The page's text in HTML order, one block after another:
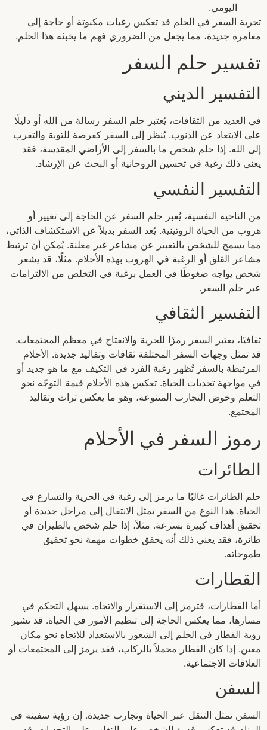
اليومي.
تجربة السفر في الحلم قد تعكس رغبات مكبوتة أو حاجة إلى
مغامرة جديدة، مما يجعل من الضروري فهم ما يخبئه هذا الحلم.
تفسير حلم السفر
التفسير الديني
في العديد من الثقافات، يُعتبر حلم السفر رسالة من الله أو دليلًا
على الابتعاد عن الذنوب. يُنظر إلى السفر كفرصة للتوبة والتقرب
إلى الله. إذا حلم شخص ما بالسفر إلى الأراضي المقدسة، فقد
يعني ذلك رغبة في تحسين الروحانية أو البحث عن الإرشاد.
التفسير النفسي
من الناحية النفسية، يُعبر حلم السفر عن الحاجة إلى تغيير أو
هروب من الحياة الروتينية. يُعد السفر بديلاً عن الاستكشاف الذاتي،
مما يسمح للشخص بالتعبير عن مشاعر غير معلنة. يُمكن أن ترتبط
مشاعر القلق أو الرغبة في الهروب بهذه الأحلام. مثلًا، قد يشعر
شخص يواجه ضغوطًا في العمل برغبة في التخلص من الالتزامات
عبر حلم السفر.
التفسير الثقافي
ثقافيًا، يعتبر السفر رمزًا للحرية والانفتاح في معظم المجتمعات.
قد تمثل وجهات السفر المختلفة ثقافات وتقاليد جديدة. الأحلام
المرتبطة بالسفر تُظهر رغبة الفرد في التكيف مع ما هو جديد أو
في مواجهة تحديات الحياة. تعكس هذه الأحلام قيمة التوجّه نحو
التعلم وخوض التجارب المتنوعة، وهو ما يعكس تراث وتقاليد
المجتمع.
رموز السفر في الأحلام
الطائرات
حلم الطائرات غالبًا ما يرمز إلى رغبة في الحرية والتسارع في
الحياة. هذا النوع من السفر يمثل الانتقال إلى مراحل جديدة أو
تحقيق أهداف كبيرة بسرعة. مثلاً، إذا حلم شخص بالطيران في
طائرة، فقد يعني ذلك أنه يحقق خطوات مهمة نحو تحقيق
طموحاته.
القطارات
أما القطارات، فترمز إلى الاستقرار والاتجاه. يسهل التحكم في
مسارها، مما يعكس الحاجة إلى تنظيم الأمور في الحياة. قد تشير
رؤية القطار في الحلم إلى الشعور بالاستعداد للاتجاه نحو مكان
معين. إذا كان القطار محملاً بالركاب، فقد يرمز إلى المجتمعات أو
العلاقات الاجتماعية.
السفن
السفن تمثل التنقل عبر الحياة وتجارب جديدة. إن رؤية سفينة في